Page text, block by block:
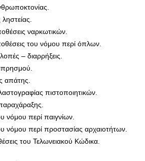
ναρκωτικών.
του νόμου περί όπλων.
– διαρρήξεις.
απάτης.
πιστοποιητικών.
νόμου περί παιγνίων.
νόμου περί προστασίας αρχαιοτήτων.
του Τελωνειακού Κώδικα.